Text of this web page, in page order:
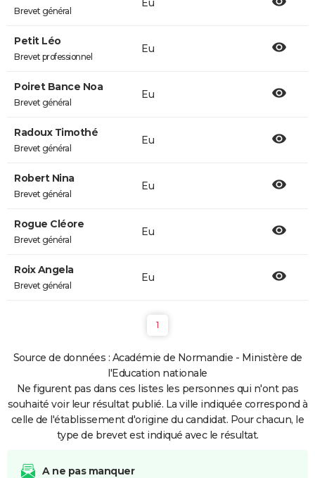
Brevet général
Eu
Petit Léo
Brevet professionnel
Eu
Poiret Bance Noa
Brevet général
Eu
Radoux Timothé
Brevet général
Eu
Robert Nina
Brevet général
Eu
Rogue Cléore
Brevet général
Eu
Roix Angela
Brevet général
Eu
1
Source de données : Académie de Normandie - Ministère de
l'Education nationale
Ne figurent pas dans ces listes les personnes qui n'ont pas
souhaité voir leur résultat publié. La ville indiquée correspond à
celle de l'établissement d'origine du candidat. Pour chacun, le
type de brevet est indiqué avec le résultat.
A ne pas manquer